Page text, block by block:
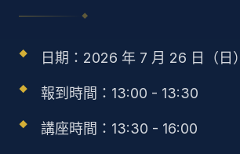
◆
日期：2026 年 7 月 26 日（日）
報到時間：13:00 - 13:30
講座時間：13:30 - 16:00